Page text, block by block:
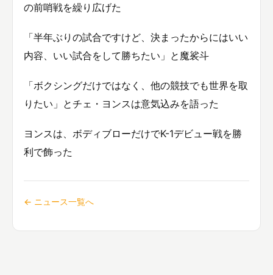
の前哨戦を繰り広げた
「半年ぶりの試合ですけど、決まったからにはいい
内容、いい試合をして勝ちたい」と魔裟斗
「ボクシングだけではなく、他の競技でも世界を取
りたい」とチェ・ヨンスは意気込みを語った
ヨンスは、ボディブローだけでK-1デビュー戦を勝
利で飾った
← ニュース一覧へ